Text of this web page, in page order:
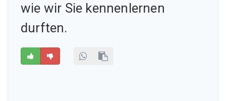
wie wir Sie kennenlernen
durften.